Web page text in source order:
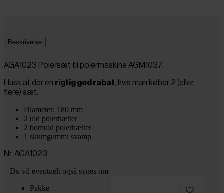
Beskrivelse
AGA1023 Polersæt til polermaskine AGM1037.
Husk at der en rigtig god rabat , hvis man køber 2 (eller
flere) sæt.
Diameter: 180 mm
2 uld polerhætter
2 bomuld polerhætter
1 skumgummi svamp
Nr. AGA1023
Du vil eventuelt også synes om
Pakke